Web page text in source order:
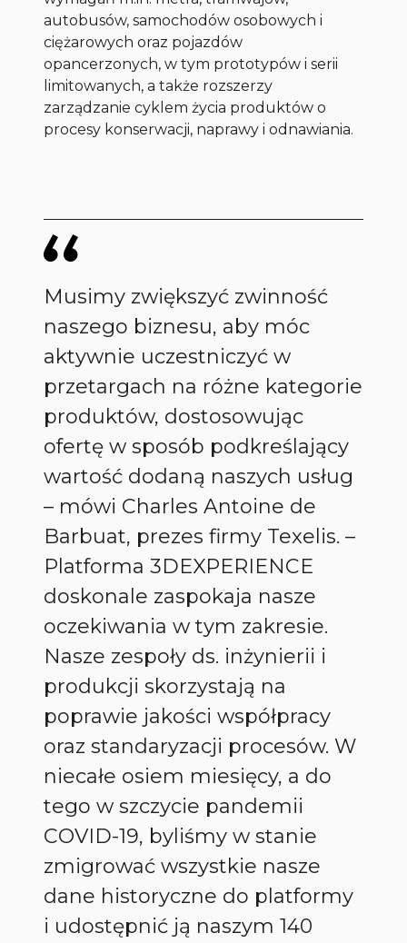
autobusów, samochodów osobowych i
ciężarowych oraz pojazdów
opancerzonych, w tym prototypów i serii
limitowanych, a także rozszerzy
zarządzanie cyklem życia produktów o
procesy konserwacji, naprawy i odnawiania.
Musimy zwiększyć zwinność
naszego biznesu, aby móc
aktywnie uczestniczyć w
przetargach na różne kategorie
produktów, dostosowując
ofertę w sposób podkreślający
wartość dodaną naszych usług
– mówi Charles Antoine de
Barbuat, prezes firmy Texelis. –
Platforma 3DEXPERIENCE
doskonale zaspokaja nasze
oczekiwania w tym zakresie.
Nasze zespoły ds. inżynierii i
produkcji skorzystają na
poprawie jakości współpracy
oraz standaryzacji procesów. W
niecałe osiem miesięcy, a do
tego w szczycie pandemii
COVID-19, byliśmy w stanie
zmigrować wszystkie nasze
dane historyczne do platformy
i udostępnić ją naszym 140